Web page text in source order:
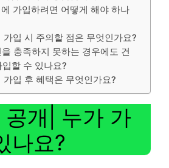
가입하려면 어떻게 해야 하나
가입 시 주의할 점은 무엇인가요?
충족하지 못하는 경우에도 건
할 수 있나요?
가입 후 혜택은 무엇인가요?
개| 누가 가
나요?